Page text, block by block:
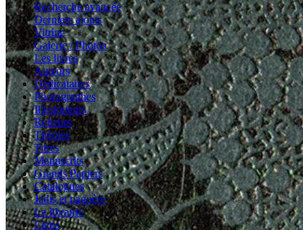
Recherche avancée
Derniers ajouts
Vitrine
Galerie / Photos
Les livres
Auteurs
Dédicataires
Photographes
Illustrateurs
Relieurs
Thèmes
Titres
Manuscrits
Grands Papiers
Catalogues
Jadis et naguère
La librairie
Liens